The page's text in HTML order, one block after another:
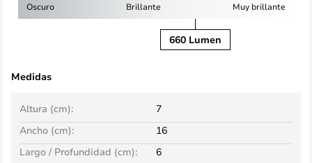
Oscuro Brillante Muy brillante
660 Lumen
Medidas
Ancho (cm): 16
Altura (cm): 7
Largo / Profundidad (cm): 6